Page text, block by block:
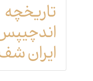
ایران